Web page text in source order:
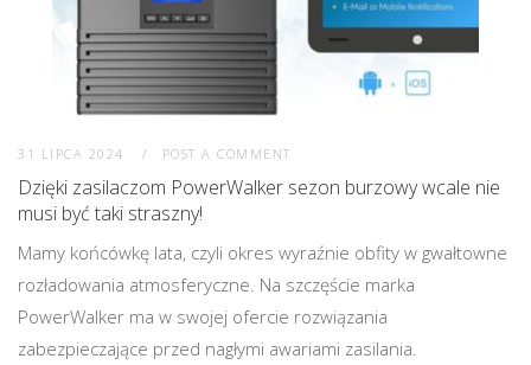
31 LIPCA 2024 POST A COMMENT
Dzięki zasilaczom PowerWalker sezon burzowy wcale nie
musi być taki straszny!
Mamy końcówkę lata, czyli okres wyraźnie obfity w gwałtowne
rozładowania atmosferyczne. Na szczęście marka
PowerWalker ma w swojej ofercie rozwiązania
zabezpieczające przed nagłymi awariami zasilania.